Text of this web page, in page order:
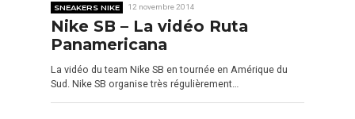
SNEAKERS NIKE 12 novembre 2014
Nike SB – La vidéo Ruta
Panamericana
La vidéo du team Nike SB en tournée en Amérique du
Sud. Nike SB organise très régulièrement…